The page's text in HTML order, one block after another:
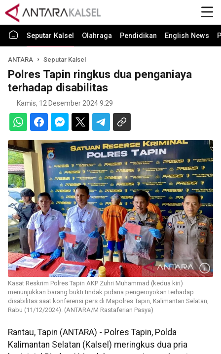
Seputar Kalsel Olahraga Pendidikan English News
ANTARA Seputar Kalsel
Polres Tapin ringkus dua penganiaya
terhadap disabilitas
Kamis, 12 Desember 2024 9:29
Kasat Reskrim Polres Tapin AKP Zuhri Muhammad (kedua kiri)
menunjukkan barang bukti tindak pidana pengeroyokan terhadap
disabilitas saat konferensi pers di Mapolres Tapin, Kalimantan Selatan,
Rabu (11/12/2024). (ANTARA/M Rastaferian Pasya)
Rantau, Tapin (ANTARA) - Polres Tapin, Polda
Kalimantan Selatan (Kalsel) meringkus dua pria